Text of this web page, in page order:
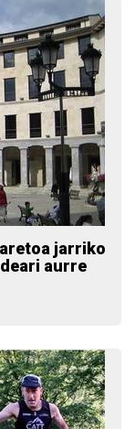
jarriko
aurre